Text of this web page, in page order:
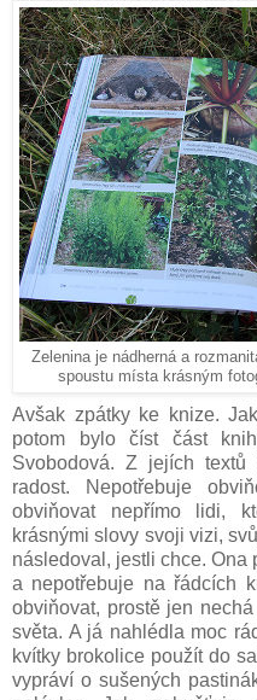
Zelenina je nádherná a
spoustu místa krásným
Avšak zpátky ke knize.
potom bylo číst část
Svobodová. Z jejích
radost. Nepotřebuje
obviňovat nepřímo lidi,
krásnými slovy svoji vizi,
následoval, jestli chce. Ona
a nepotřebuje na řádcích
obviňovat, prostě jen
světa. A já nahlédla moc
kvítky brokolice použít do
vypráví o sušených